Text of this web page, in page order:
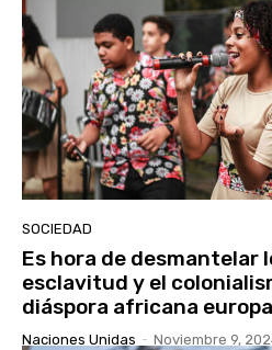
SOCIEDAD
Es hora de desmantelar
esclavitud y el
diáspora africana
Naciones Unidas - Noviembre 9,